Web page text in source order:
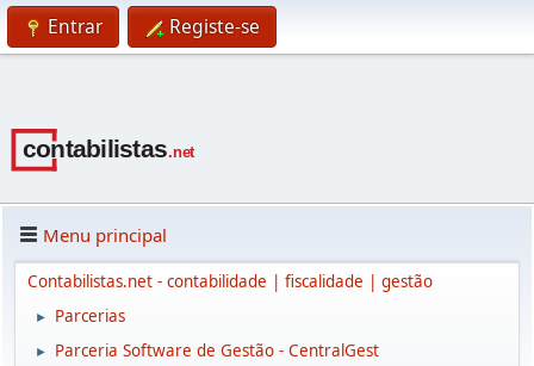
Entrar Registe-se
Menu principal
Contabilistas.net - contabilidade | fiscalidade | gestão
► Parcerias
►
Parceria Software de Gestão - CentralGest